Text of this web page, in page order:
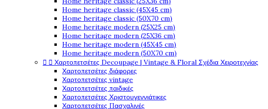
Home heritage classic (45X45 cm)
Home heritage classic (50X70 cm)
Home heritage modern (25X25 cm)
Home heritage modern (25X36 cm)
Home heritage modern (45X45 cm)
Home heritage modern (50X70 cm)
  Χαρτοπετσέτες Decoupage | Vintage & Floral Σχέδια Χειροτεχνίας
Χαρτοπετσέτες διάφορες
Χαρτοπετσέτες vintage
Χαρτοπετσέτες παιδικές
Χαρτοπετσέτες Χριστουγεννιάτικες
Χαρτοπετσέτες Πασχαλινές